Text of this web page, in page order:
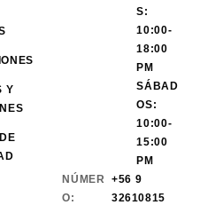
Y
S:
10:00-
18:00
PM
SÁBAD
OS:
10:00-
15:00
PM
NÚMER
O:
+56 9
32610815